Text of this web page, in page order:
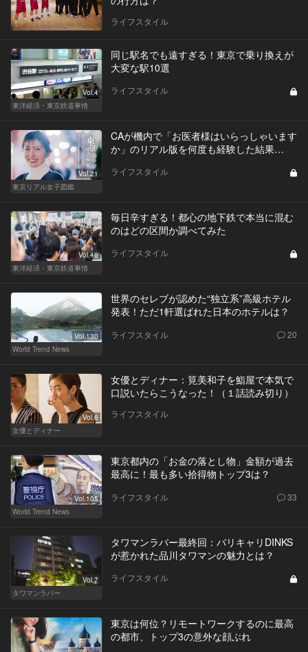
ライフスタイル
Vol.4
東洋経済・東京鉄道事情
同じ駅名でも遠すぎる！東京で乗り換えが
大変な駅10選
ライフスタイル
Vol.21
東京リアル女子図鑑
CAが機内で「お医者様はいらっしゃいます
か」のリアル版を何度も経験した結果…
ライフスタイル
Vol.46
東洋経済・東京鉄道事情
毎日辛すぎる！都心の地下鉄で本当に混む
のはどの区間か調べてみた
ライフスタイル
Vol.130
World Trend News
世界のセレブが認めた“独立系”高級ホテル
発表！ただ1軒選ばれた日本のホテルは？
ライフスタイル 20
Vol.6
女優とディナー
女優とディナー：筧美和子を鮨屋で本気で
口説いたらこうなった！（１話読み切り）
ライフスタイル
Vol.105
World Trend News
東京都内の「お金の落とし物」金額が過去
最高に！最も多い拾得物トップ3は？
ライフスタイル 33
Vol.7
タワマンラバー
タワマンラバー最終回：バリキャリDINKS
が惹かれた品川タワマンの魅力とは？
ライフスタイル
東京は何位？リモートワークするのに最高
の都市、トップ3の意外な顔ぶれ